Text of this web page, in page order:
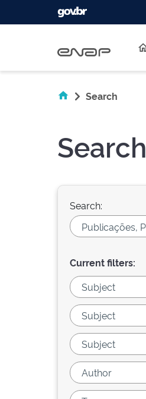
Search
Search
Search:
Current filters: